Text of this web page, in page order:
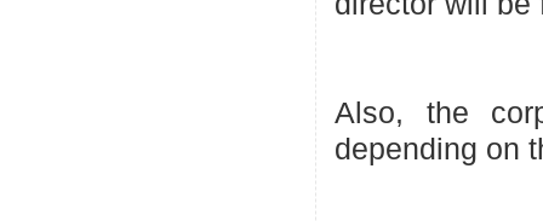
Also, the
depending on